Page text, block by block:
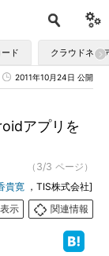
ド クラウドネイ
2011年10月24日 公開
アプリを
（3/3 ページ）
貴寛 ，TIS株式会社]
示
関連情報